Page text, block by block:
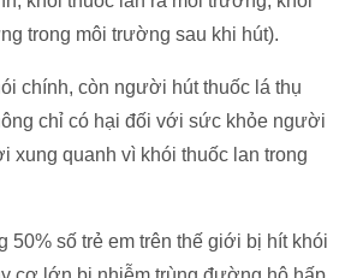
trong môi trường sau khi hút).
chính, còn người hút thuốc lá thụ
chỉ có hại đối với sức khỏe người
xung quanh vì khói thuốc lan trong
số trẻ em trên thế giới bị hít khói